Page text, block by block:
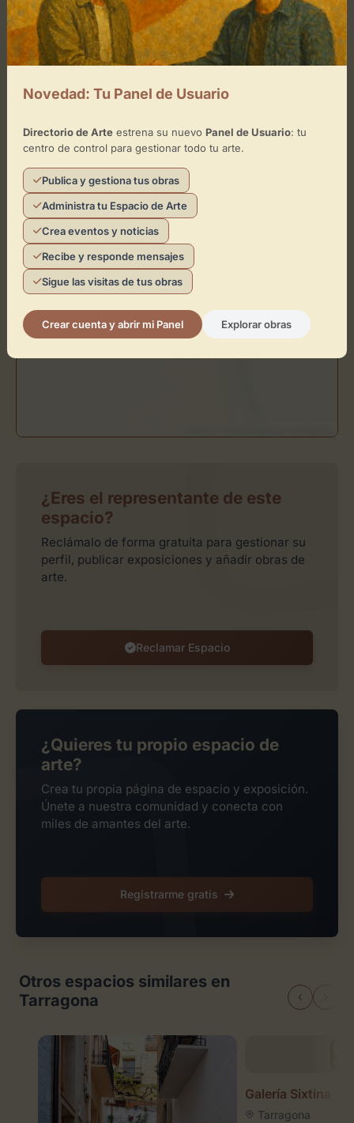
Ubicación de Galería Palleja
Galería Palleja
+
−
Toca el mapa para interactuar
¿Eres el representante de este
espacio?
Reclámalo de forma gratuita para gestionar su
perfil, publicar exposiciones y añadir obras de
arte.
Reclamar Espacio
¿Quieres tu propio espacio de
arte?
Crea tu propia página de espacio y exposición.
Únete a nuestra comunidad y conecta con
miles de amantes del arte.
Registrarme gratis
Otros espacios similares en
Tarragona
Galería Sixtina
Tarragona
Novedad: Tu Panel de Usuario
Directorio de Arteestrena su nuevo Panel de Usuario: tu
centro de control para gestionar todo tu arte.
Publica y gestiona tus obras
Administra tu Espacio de Arte
Crea eventos y noticias
Recibe y responde mensajes
Sigue las visitas de tus obras
Crear cuenta y abrir mi Panel Explorar obras